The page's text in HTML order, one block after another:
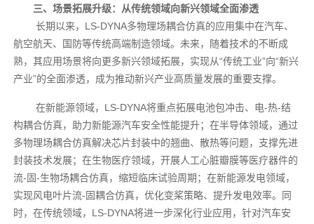
三、场景拓展升级：从传统领域向新兴领域全面渗透
长期以来，LS-DYNA多物理场耦合仿真的应用集中在汽车、
航空航天、国防等传统高端制造领域。未来，随着技术的不断成
熟，其应用场景将向更多新兴领域拓展，实现从“传统工业”向“新兴
产业”的全面渗透，成为推动新兴产业高质量发展的重要支撑。
在新能源领域，LS-DYNA将重点拓展电池包冲击、电-热-结
构耦合仿真，助力新能源汽车安全性能提升；在半导体领域，通过
多物理场耦合仿真解决芯片封装中的翘曲、散热等问题，支撑先进
封装技术发展；在生物医疗领域，开展人工心脏瓣膜等医疗器件的
流-固-生物场耦合仿真，缩短临床试验周期；在新能源发电领域，
实现风电叶片流-固耦合仿真，优化变桨策略、提升发电效率。同
时，在传统领域，LS-DYNA将进一步深化行业应用，针对汽车安